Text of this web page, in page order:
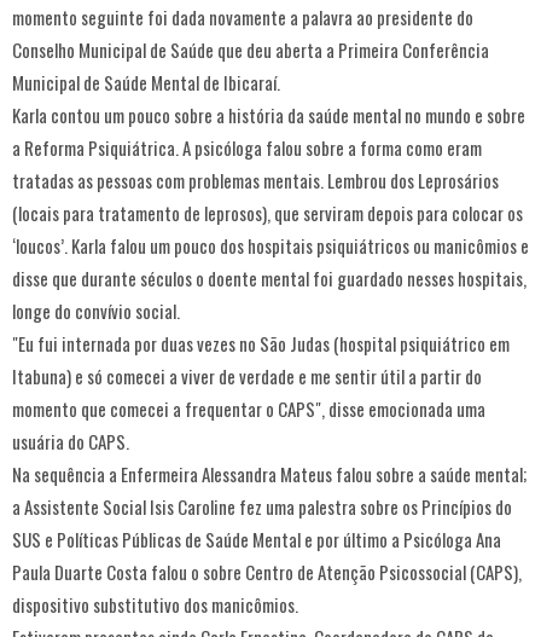
momento seguinte foi dada novamente a palavra ao presidente do
Conselho Municipal de Saúde que deu aberta a Primeira Conferência
Municipal de Saúde Mental de Ibicaraí.
Karla contou um pouco sobre a história da saúde mental no mundo e sobre
a Reforma Psiquiátrica. A psicóloga falou sobre a forma como eram
tratadas as pessoas com problemas mentais. Lembrou dos Leprosários
(locais para tratamento de leprosos), que serviram depois para colocar os
‘loucos’. Karla falou um pouco dos hospitais psiquiátricos ou manicômios e
disse que durante séculos o doente mental foi guardado nesses hospitais,
longe do convívio social.
"Eu fui internada por duas vezes no São Judas (hospital psiquiátrico em
Itabuna) e só comecei a viver de verdade e me sentir útil a partir do
momento que comecei a frequentar o CAPS", disse emocionada uma
usuária do CAPS.
Na sequência a Enfermeira Alessandra Mateus falou sobre a saúde mental;
a Assistente Social Isis Caroline fez uma palestra sobre os Princípios do
SUS e Políticas Públicas de Saúde Mental e por último a Psicóloga Ana
Paula Duarte Costa falou o sobre Centro de Atenção Psicossocial (CAPS),
dispositivo substitutivo dos manicômios.